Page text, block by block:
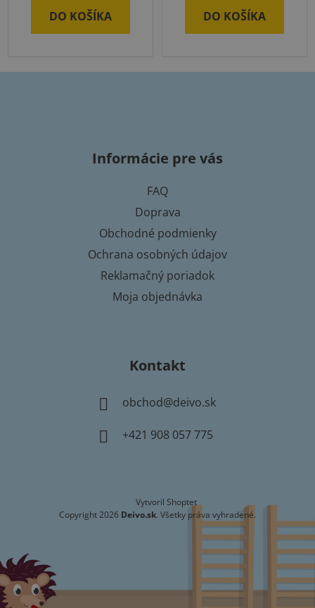
DO KOŠÍKA DO KOŠÍKA
Informácie pre vás
FAQ
Doprava
Obchodné podmienky
Ochrana osobných údajov
Reklamačný poriadok
Moja objednávka
Kontakt
obchod@deivo.sk
+421 908 057 775
Vytvoril Shoptet
Copyright 2026 Deivo.sk. Všetky práva vyhradené.